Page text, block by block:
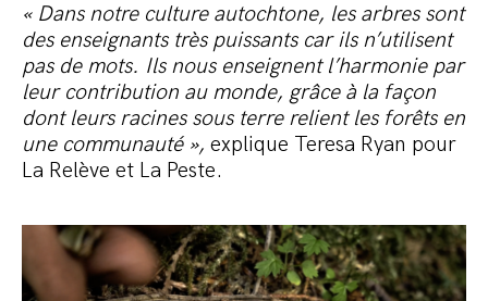
« Dans notre culture autochtone, les arbres sont
des enseignants très puissants car ils n’utilisent
pas de mots. Ils nous enseignent l’harmonie par
leur contribution au monde, grâce à la façon
dont leurs racines sous terre relient les forêts en
une communauté », explique Teresa Ryan pour
La Relève et La Peste.